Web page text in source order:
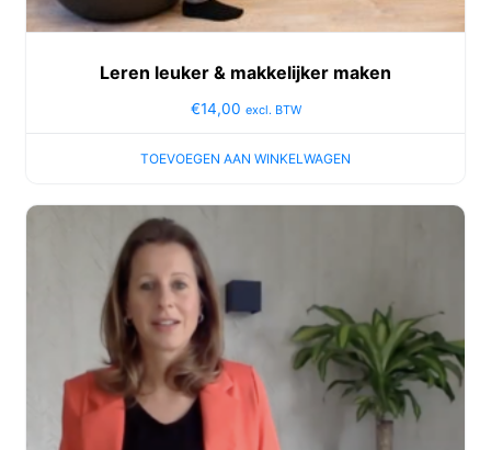
Leren leuker & makkelijker maken
€14,00 excl. BTW
TOEVOEGEN AAN WINKELWAGEN